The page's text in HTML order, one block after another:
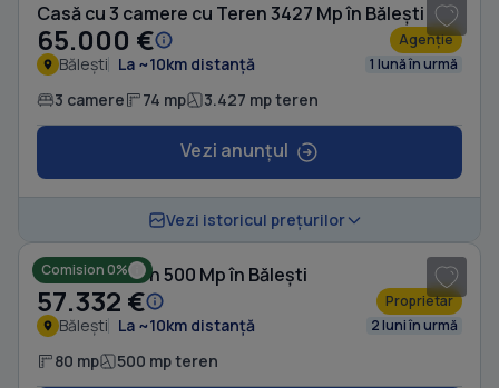
Casă cu 3 camere cu Teren 3427 Mp în Bălești
65.000 € Agenție
Bălești La ~10km distanță 1 lună în urmă
3 camere 74 mp 3.427 mp teren
Vezi anunțul
Vezi istoricul prețurilor
Comision 0%
Casă cu Teren 500 Mp în Bălești
57.332 € Proprietar
Bălești La ~10km distanță 2 luni în urmă
80 mp 500 mp teren